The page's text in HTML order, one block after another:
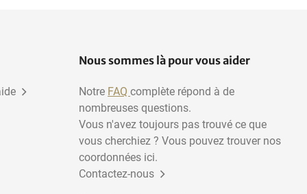
Nous sommes là pour vous aider
Notre FAQ complète répond à de
nombreuses questions.
Vous n'avez toujours pas trouvé ce que
vous cherchiez ? Vous pouvez trouver nos
coordonnées ici.
Contactez-nous